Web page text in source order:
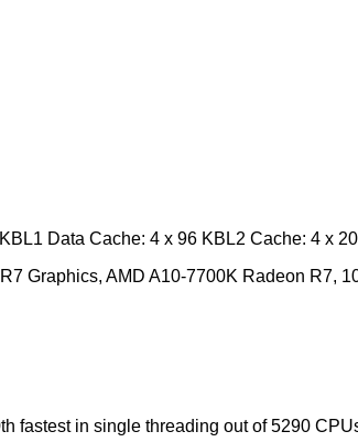
Data Cache: 4 x 96 KBL2 Cache: 4 x
Graphics, AMD A10-7700K Radeon R7,
fastest in single threading out of 5290